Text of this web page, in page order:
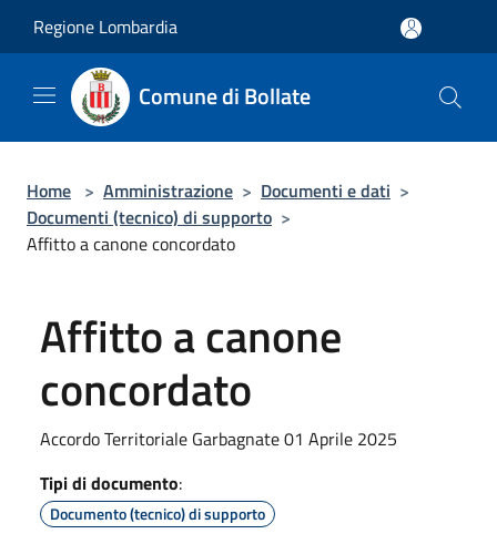
Regione Lombardia
Comune di Bollate
Home > Amministrazione > Documenti e dati >
Documenti (tecnico) di supporto >
Affitto a canone concordato
Affitto a canone
concordato
Accordo Territoriale Garbagnate 01 Aprile 2025
Tipi di documento:
Documento (tecnico) di supporto